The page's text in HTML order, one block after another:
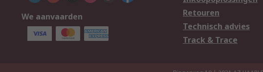
We aanvaarden
Retouren
Technisch advies
Track & Trace